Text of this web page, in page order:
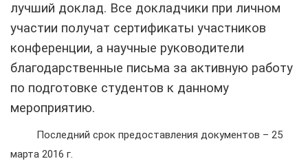
лучший доклад. Все докладчики при личном
участии получат сертификаты участников
конференции, а научные руководители
благодарственные письма за активную работу
по подготовке студентов к данному
мероприятию.
Последний срок предоставления документов – 25
марта 2016 г.